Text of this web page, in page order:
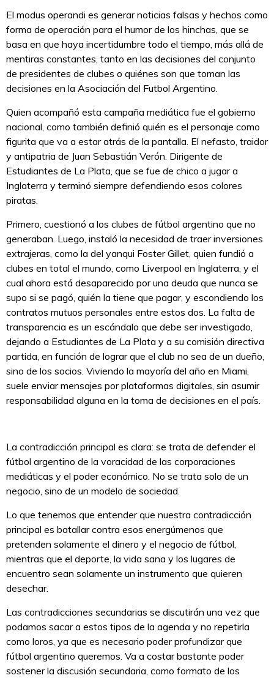
El modus operandi es generar noticias falsas y hechos como
forma de operación para el humor de los hinchas, que se
basa en que haya incertidumbre todo el tiempo, más allá de
mentiras constantes, tanto en las decisiones del conjunto
de presidentes de clubes o quiénes son que toman las
decisiones en la Asociación del Futbol Argentino.
Quien acompañó esta campaña mediática fue el gobierno
nacional, como también definió quién es el personaje como
figurita que va a estar atrás de la pantalla. El nefasto, traidor
y antipatria de Juan Sebastián Verón. Dirigente de
Estudiantes de La Plata, que se fue de chico a jugar a
Inglaterra y terminó siempre defendiendo esos colores
piratas.
Primero, cuestionó a los clubes de fútbol argentino que no
generaban. Luego, instaló la necesidad de traer inversiones
extrajeras, como la del yanqui Foster Gillet, quien fundió a
clubes en total el mundo, como Liverpool en Inglaterra, y el
cual ahora está desaparecido por una deuda que nunca se
supo si se pagó, quién la tiene que pagar, y escondiendo los
contratos mutuos personales entre estos dos. La falta de
transparencia es un escándalo que debe ser investigado,
dejando a Estudiantes de La Plata y a su comisión directiva
partida, en función de lograr que el club no sea de un dueño,
sino de los socios. Viviendo la mayoría del año en Miami,
suele enviar mensajes por plataformas digitales, sin asumir
responsabilidad alguna en la toma de decisiones en el país.
La contradicción principal es clara: se trata de defender el
fútbol argentino de la voracidad de las corporaciones
mediáticas y el poder económico. No se trata solo de un
negocio, sino de un modelo de sociedad.
Lo que tenemos que entender que nuestra contradicción
principal es batallar contra esos energúmenos que
pretenden solamente el dinero y el negocio de fútbol,
mientras que el deporte, la vida sana y los lugares de
encuentro sean solamente un instrumento que quieren
desechar.
Las contradicciones secundarias se discutirán una vez que
podamos sacar a estos tipos de la agenda y no repetirla
como loros, ya que es necesario poder profundizar que
fútbol argentino queremos. Va a costar bastante poder
sostener la discusión secundaria, como formato de los